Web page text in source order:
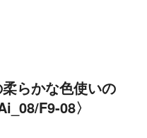
らかな色使いの
F9-08〉